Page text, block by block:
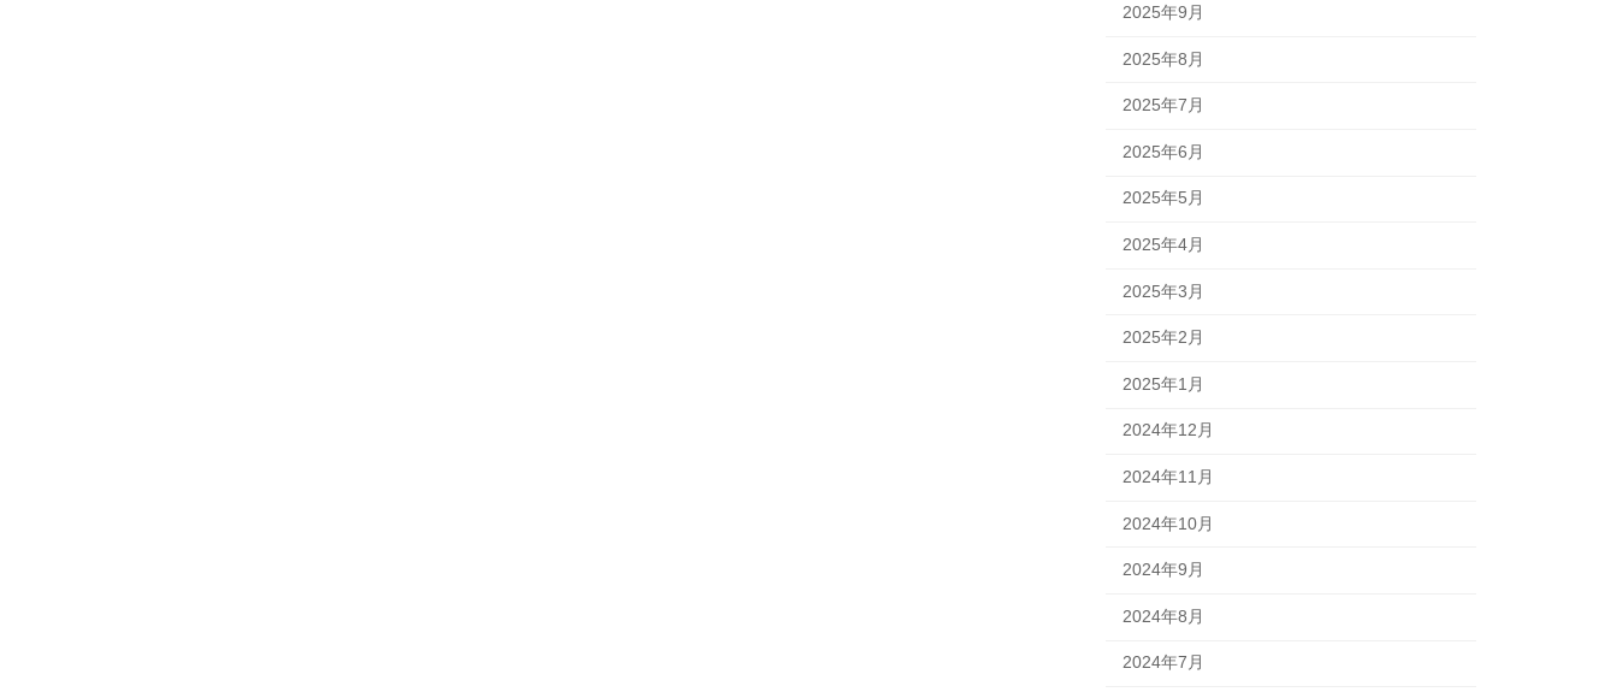
2025年9月
2025年8月
2025年7月
2025年6月
2025年5月
2025年4月
2025年3月
2025年2月
2025年1月
2024年12月
2024年11月
2024年10月
2024年9月
2024年8月
2024年7月